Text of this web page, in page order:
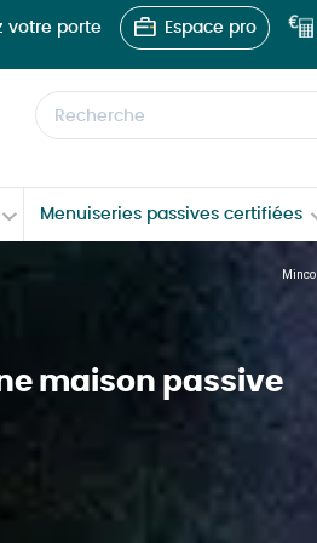
votre porte Espace pro
Recherche
Menuiseries passives certifiées
Minco
maison passive